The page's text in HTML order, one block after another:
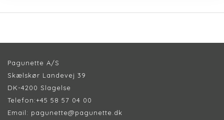
Pagunette A/S
Skælskør Landevej 39
DK-4200 Slagelse
Telefon:+45 58 57 04 00
Email: pagunette@pagunette.dk